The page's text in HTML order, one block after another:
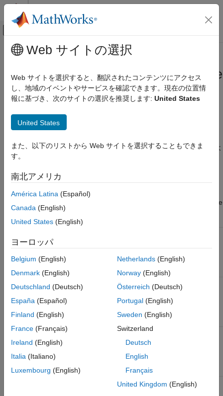
コンテンツへスキップ
オフキャンバス ナビゲーション メ
ドキュメンテーションのホーム
コード検証
Polyspace Code Prover
Simulink での Code Prover 解析
MATLAB および Simulink のさまざまなリリ
ースについての Polyspace でのサポート
完全統合
リリース間統合
モデルへ戻る
参考
メインコンテンツ
MATLAB および Simulink
まなリリースについてのPolyspace
でのサポート
MATLAB®または Simulink
トは、リリースに応じて異なります。Polyspace は同じリリース
ェアで完全統合を実現します。使用する Polyspace のリリースよ
り前にリリースされた MATLAB と Simulink については、リリー
い。
リリース
R2021a
Polyspace
または
Release
R2021a
MATLAB
Simulink
R2021b
モデルへ
完全統合
リリース
間統合
MATLAB
または
Release
R2022a
モデルへ
戻る
モデルへ
モデルへ
完全統合
Web サイトの選択
Web サイトを選択すると、翻訳されたコンテンツにアクセス
し、地域のイベントやサービスを確認できます。現在の位置情
報に基づき、次のサイトの選択を推奨します: United States
United States
また、以下のリストから Web サイトを選択することもできま
す。
南北アメリカ
América Latina (Español)
Canada (English)
United States (English)
ヨーロッパ
Belgium (English)
Denmark (English)
Deutschland (Deutsch)
España (Español)
Finland (English)
France (Français)
Ireland (English)
Italia (Italiano)
Luxembourg (English)
Netherlands(English)
Norway(English)
Österreich (Deutsch)
Portugal(English)
Sweden (English)
Switzerland
Deutsch
English
Français
United Kingdom (English)